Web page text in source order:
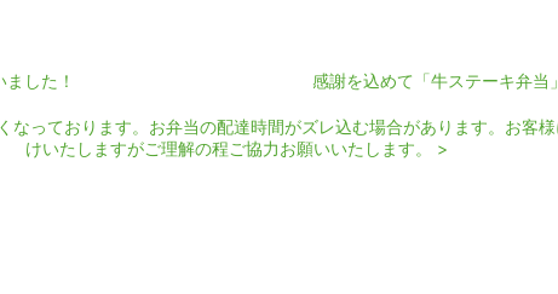
ございました！ 感謝を込めて「牛ステーキ弁当」
なっております。お弁当の配達時間がズレ込む場合があります。お客
けいたしますがご理解の程ご協力お願いいたします。 >